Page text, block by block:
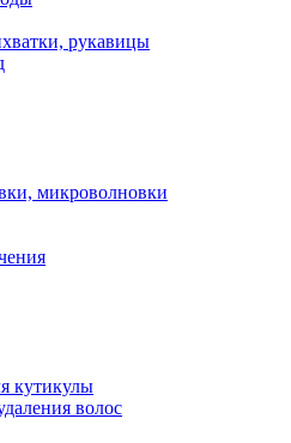
рукавицы
микроволновки
кутикулы
волос